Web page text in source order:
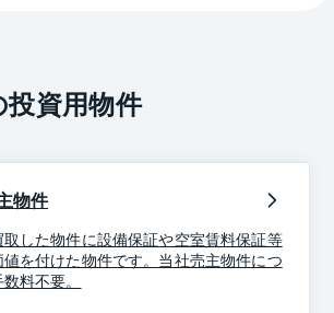
資用物件
物件
取した物件に設備保証や空室賃料保証等
を付けた物件です。当社売主物件につ
料不要。